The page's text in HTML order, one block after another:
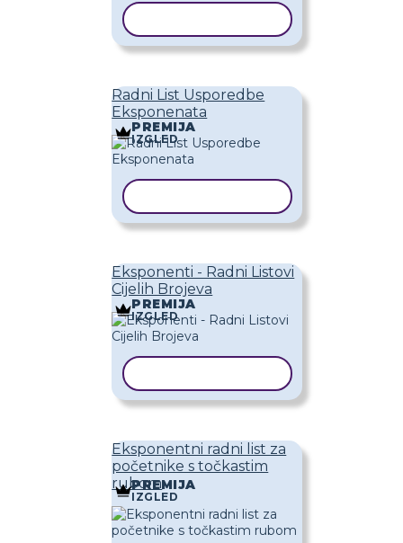
Radni List Usporedbe
Eksponenata
PREMIJA
IZGLED
Eksponenti - Radni Listovi
Cijelih Brojeva
PREMIJA
IZGLED
Eksponentni radni list za
početnike s točkastim
rubom
PREMIJA
IZGLED